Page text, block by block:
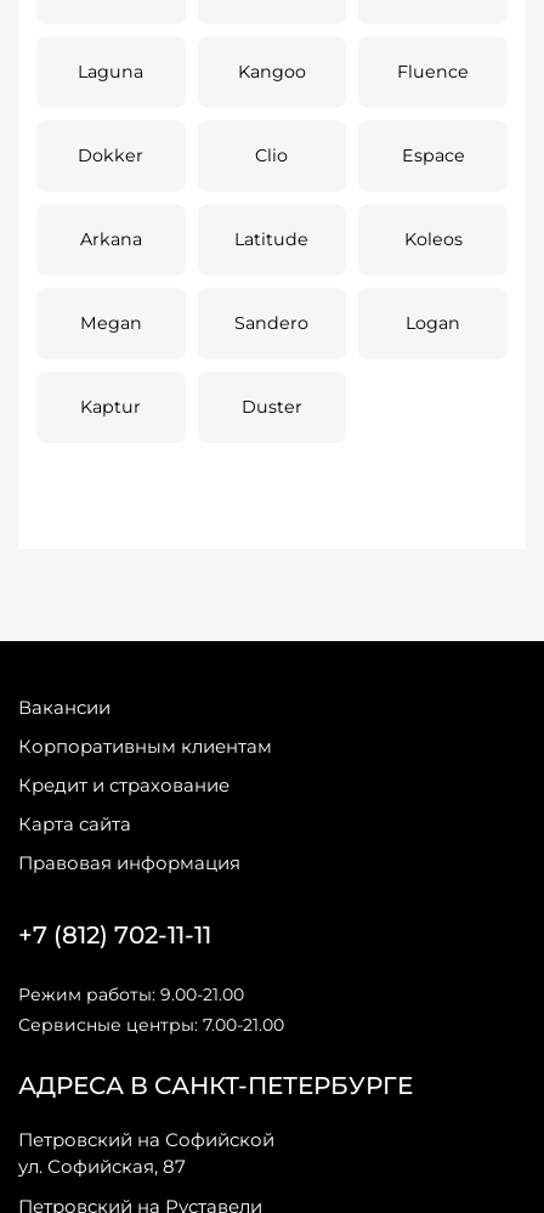
Laguna Kangoo Fluence
Dokker Clio Espace
Arkana Latitude Koleos
Megan Sandero Logan
Kaptur Duster
Вакансии
Корпоративным клиентам
Кредит и страхование
Карта сайта
Правовая информация
АДРЕСА В САНКТ-ПЕТЕРБУРГЕ
Петровский на Софийской
ул. Софийская, 87
Петровский на Руставели
+7 (812) 702-11-11
Режим работы: 9.00-21.00
Сервисные центры: 7.00-21.00